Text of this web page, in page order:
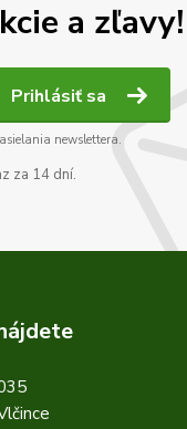
a zľavy!
Prihlásiť sa
newslettera.
za 14 dní.